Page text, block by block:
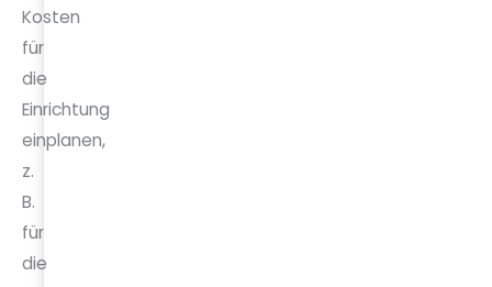
Kosten
für
die
Einrichtung
einplanen,
z.
B.
für
die